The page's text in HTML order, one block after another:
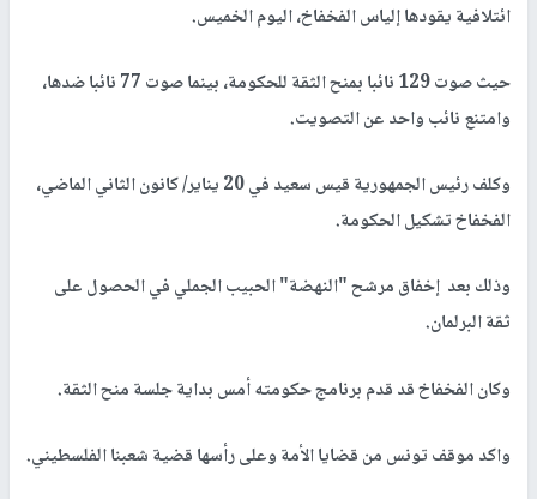
ائتلافية يقودها إلياس الفخفاخ، اليوم الخميس.
حيث صوت 129 نائبا بمنح الثقة للحكومة، بينما صوت 77 نائبا ضدها،
وامتنع نائب واحد عن التصويت.
وكلف رئيس الجمهورية قيس سعيد في 20 يناير/ كانون الثاني الماضي،
الفخفاخ تشكيل الحكومة.
وذلك بعد إخفاق مرشح "النهضة" الحبيب الجملي في الحصول على
ثقة البرلمان.
وكان الفخفاخ قد قدم برنامج حكومته أمس بداية جلسة منح الثقة.
واكد موقف تونس من قضايا الأمة وعلى رأسها قضية شعبنا الفلسطيني.